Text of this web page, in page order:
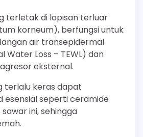
terletak di lapisan terluar
korneum), berfungsi untuk
air transepidermal
Water Loss – TEWL) dan
eksternal.
terlalu keras dapat
esensial seperti ceramide
ini, sehingga